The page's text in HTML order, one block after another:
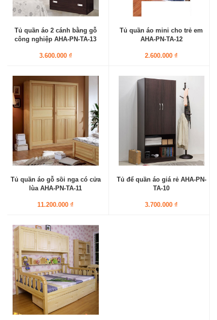
Tủ quần áo 2 cánh bằng gỗ
công nghiệp AHA-PN-TA-13
3.600.000 ₫
Tủ quần áo mini cho trẻ em
AHA-PN-TA-12
2.600.000 ₫
Tủ quần áo gỗ sồi nga có cửa
lùa AHA-PN-TA-11
11.200.000 ₫
Tủ để quần áo giá rẻ AHA-PN-
TA-10
3.700.000 ₫